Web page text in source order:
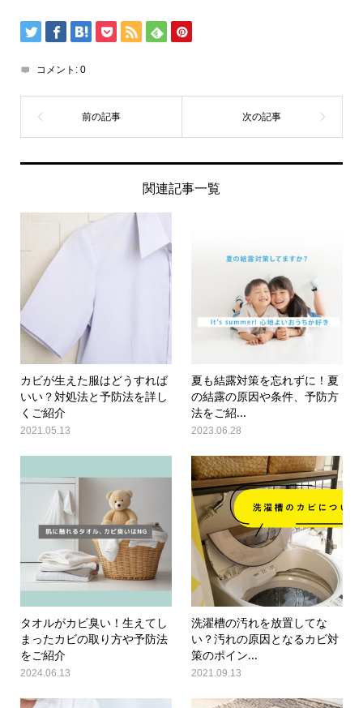
コメント: 0
関連記事一覧
カビが生えた服はどうすれば
いい？対処法と予防法を詳し
くご紹介
2021.05.13
夏も結露対策を忘れずに！夏
の結露の原因や条件、予防方
法をご紹...
2023.06.28
タオルがカビ臭い！生えてし
まったカビの取り方や予防法
をご紹介
2024.06.13
洗濯槽の汚れを放置してな
い？汚れの原因となるカビ対
策のポイン...
2021.09.13